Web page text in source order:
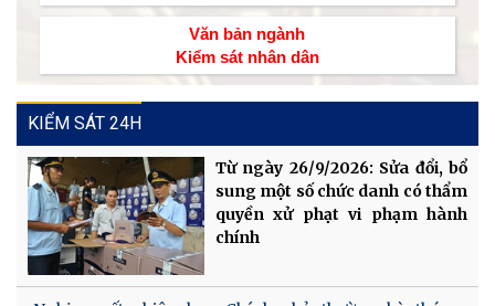
Văn bản ngành
Kiểm sát nhân dân
KIỂM SÁT 24H
Từ ngày 26/9/2026: Sửa đổi, bổ
sung một số chức danh có thẩm
quyền xử phạt vi phạm hành
chính